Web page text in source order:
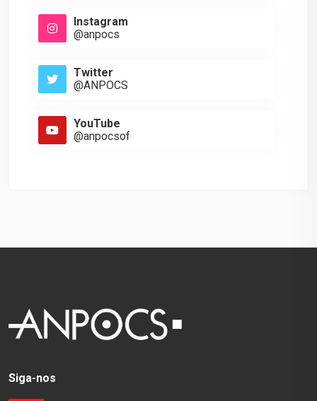
Instagram
@anpocs
Twitter
@ANPOCS
YouTube
@anpocsof
Siga-nos